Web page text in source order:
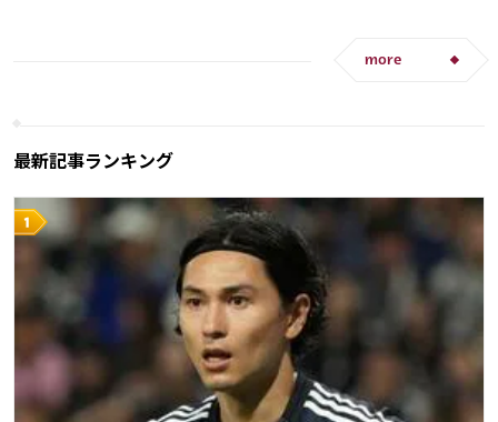
スイス
more
最新記事ランキング